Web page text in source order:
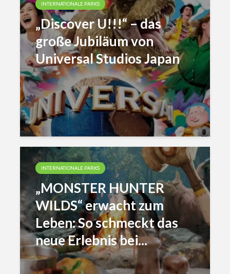
INTERNATIONALE PARKS
„Discover U!!!“ – das
große Jubiläum von
Universal Studios Japan
INTERNATIONALE PARKS
„MONSTER HUNTER
WILDS“ erwacht zum
Leben: So schmeckt das
neue Erlebnis bei...